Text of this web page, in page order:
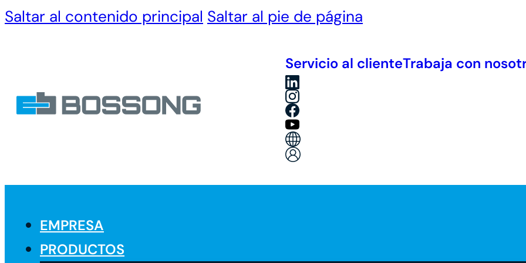
Saltar al contenido principal Saltar al pie de página
Servicio al clienteTrabaja con
EMPRESA
PRODUCTOS